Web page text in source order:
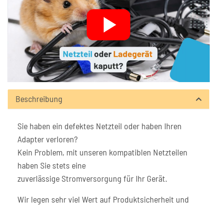
Beschreibung
Sie haben ein defektes Netzteil oder haben Ihren
Adapter verloren?
Kein Problem, mit unseren kompatiblen Netzteilen
haben Sie stets eine
zuverlässige Stromversorgung für Ihr Gerät.
Wir legen sehr viel Wert auf Produktsicherheit und